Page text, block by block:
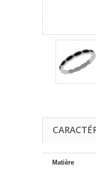
Matière